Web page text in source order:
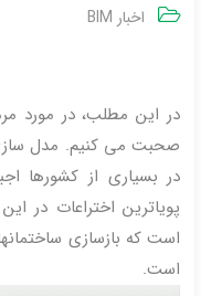
اخبار BIM
در این مطلب، در مورد
صحبت می کنیم. مدل
در بسیاری از کشورها
است که بازسازی
است.